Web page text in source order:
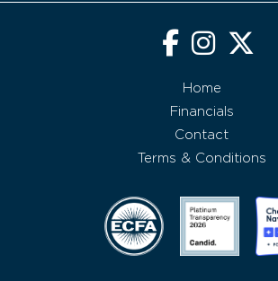
Home
Financials
Contact
Terms & Conditions